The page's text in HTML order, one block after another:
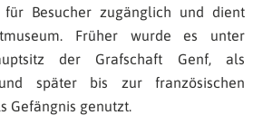
für Besucher zugänglich und dient
Früher wurde es unter
der Grafschaft Genf, als
und später bis zur französischen
Gefängnis genutzt.